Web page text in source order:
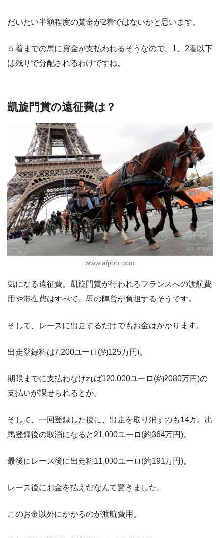
だいたい半額程度の賞金が2着ではないかと思います。
５着までの馬に賞金が支払われるそうなので、1、2着以下
は残りで分配されるわけですね。
凱旋門賞の遠征費は？
www.afpbb.com
気になる遠征費。凱旋門賞が行われるフランスへの渡航費
用や滞在費はすべて、馬の陣営が負担するそうです。
そして、レースに出走するだけでもお金はかかります。
出走登録料は7,200ユーロ(約125万円)。
期限までに支払わなければ120,000ユーロ(約2080万円)の
支払いが課せられるとか。
そして、一回登録した後に、出走を取り消すのも14万。出
馬登録後の取消になると21,000ユーロ(約364万円)。
最後にレース後に出走料11,000ユーロ(約191万円)。
レース後にお金を払えだなんて驚きました。
このお金以外にかかるのが渡航費用。